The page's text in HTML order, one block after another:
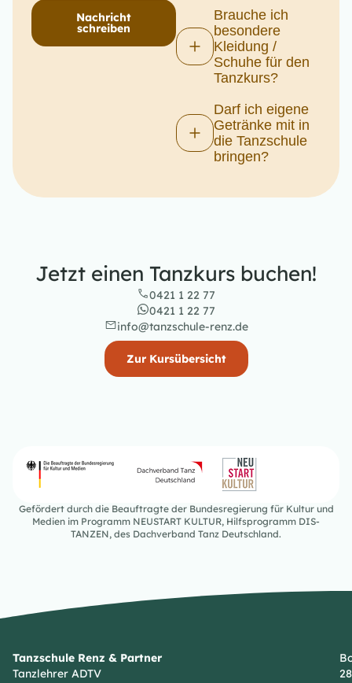
Nachricht
schreiben
Brauche ich
besondere
Kleidung /
Schuhe für den
Tanzkurs?
Darf ich eigene
Getränke mit in
die Tanzschule
bringen?
Jetzt einen Tanzkurs buchen!
0421 1 22 77
0421 1 22 77
info@tanzschule-renz.de
Zur Kursübersicht
Gefördert durch die Beauftragte der Bundesregierung für Kultur und
Medien im Programm NEUSTART KULTUR, Hilfsprogramm DIS-
TANZEN, des Dachverband Tanz Deutschland.
Tanzschule Renz & Partner
Tanzlehrer ADTV